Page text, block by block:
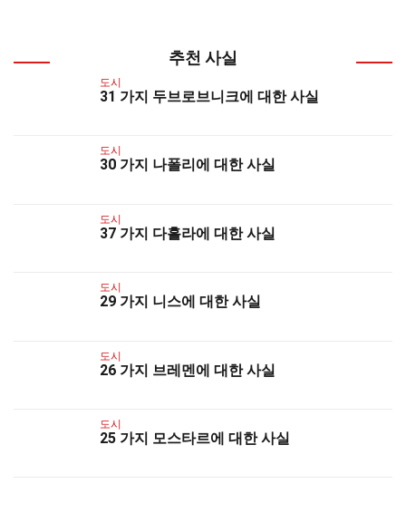
추천 사실
도시
31 가지 두브로브니크에 대한 사실
도시
30 가지 나폴리에 대한 사실
도시
37 가지 다흘라에 대한 사실
도시
29 가지 니스에 대한 사실
도시
26 가지 브레멘에 대한 사실
도시
25 가지 모스타르에 대한 사실